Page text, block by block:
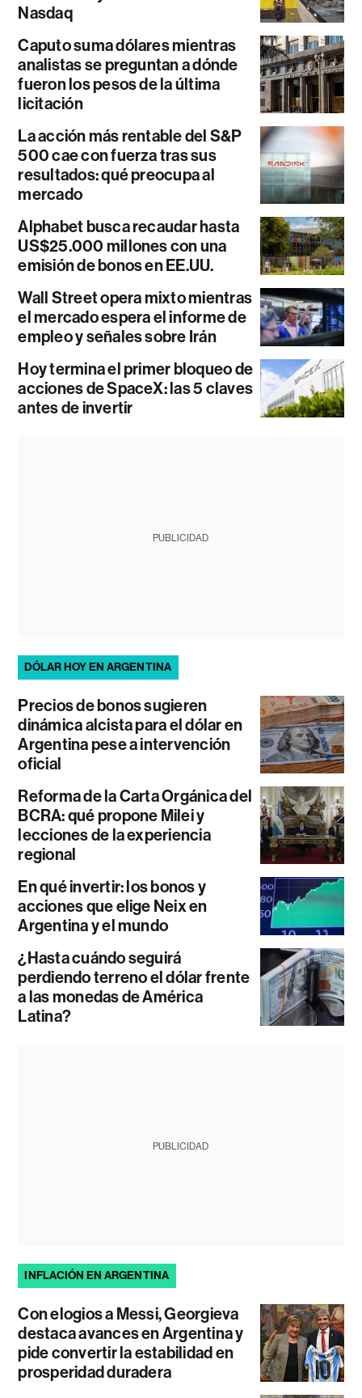
Nasdaq
Caputo suma dólares mientras
analistas se preguntan a dónde
fueron los pesos de la última
licitación
La acción más rentable del S&P
500 cae con fuerza tras sus
resultados: qué preocupa al
mercado
Alphabet busca recaudar hasta
US$25.000 millones con una
emisión de bonos en EE.UU.
Wall Street opera mixto mientras
el mercado espera el informe de
empleo y señales sobre Irán
Hoy termina el primer bloqueo de
acciones de SpaceX: las 5 claves
antes de invertir
PUBLICIDAD
DÓLAR HOY EN ARGENTINA
Precios de bonos sugieren
dinámica alcista para el dólar en
Argentina pese a intervención
oficial
Reforma de la Carta Orgánica del
BCRA: qué propone Milei y
lecciones de la experiencia
regional
En qué invertir: los bonos y
acciones que elige Neix en
Argentina y el mundo
¿Hasta cuándo seguirá
perdiendo terreno el dólar frente
a las monedas de América
Latina?
PUBLICIDAD
INFLACIÓN EN ARGENTINA
Con elogios a Messi, Georgieva
destaca avances en Argentina y
pide convertir la estabilidad en
prosperidad duradera